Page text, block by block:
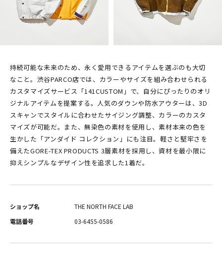
持続可能な未来のため、永く愛用できるアイテムを選ぶのも大切
なこと。渋谷PARCO店では、カラーやサイズを組み合わせられる
カスタマイズサービス「141CUSTOM」で、自分にぴったりのオリ
ジナルアイテムを提案する。人気のダウンや防水アウターは、3D
スキャンでスタイルに合わせたサイジング調整、カラーのカスタ
マイズが可能だ。また、無染色の素材を使用し、素材本来の色を
生かした「アンダイド コレクション」にも注目。軽さと堅牢さを
備えたGORE-TEX PRODUCTS 3層素材を採用し、資材を最小限に
抑えシンプルなデザイン性を追求した1着だ。
ショップ名
THE NORTH FACE LAB
電話番号
03-6455-0586